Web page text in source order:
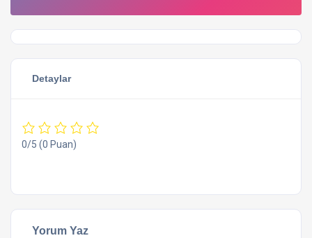
Detaylar
0/5 (0 Puan)
Yorum Yaz